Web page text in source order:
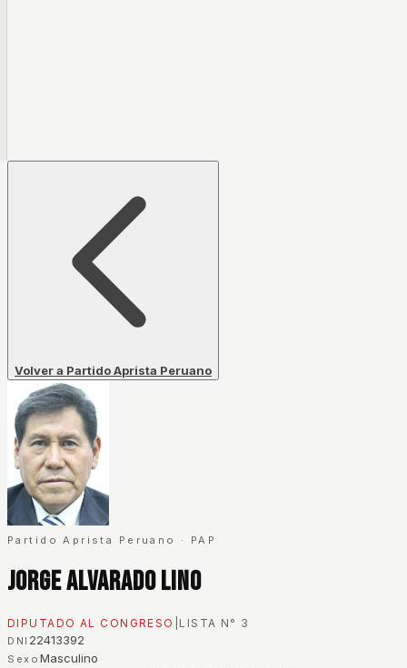
Volver a Partido Aprista Peruano
Partido Aprista Peruano · PAP
Jorge Alvarado Lino
DIPUTADO AL CONGRESO LISTA N° 3
DNI 22413392
Sexo Masculino